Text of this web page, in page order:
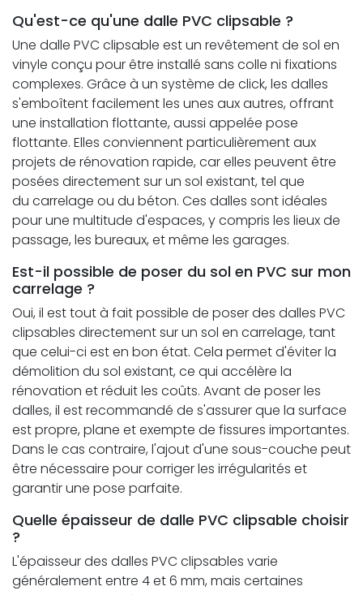
Qu'est-ce qu'une dalle PVC clipsable ?
Une dalle PVC clipsable est un revêtement de sol en
vinyle conçu pour être installé sans colle ni fixations
complexes. Grâce à un système de click, les dalles
s'emboîtent facilement les unes aux autres, offrant
une installation flottante, aussi appelée pose
flottante. Elles conviennent particulièrement aux
projets de rénovation rapide, car elles peuvent être
posées directement sur un sol existant, tel que
du carrelage ou du béton. Ces dalles sont idéales
pour une multitude d'espaces, y compris les lieux de
passage, les bureaux, et même les garages.
Est-il possible de poser du sol en PVC sur mon
carrelage ?
Oui, il est tout à fait possible de poser des dalles PVC
clipsables directement sur un sol en carrelage, tant
que celui-ci est en bon état. Cela permet d'éviter la
démolition du sol existant, ce qui accélère la
rénovation et réduit les coûts. Avant de poser les
dalles, il est recommandé de s'assurer que la surface
est propre, plane et exempte de fissures importantes.
Dans le cas contraire, l'ajout d'une sous-couche peut
être nécessaire pour corriger les irrégularités et
garantir une pose parfaite.
Quelle épaisseur de dalle PVC clipsable choisir
?
L'épaisseur des dalles PVC clipsables varie
généralement entre 4 et 6 mm, mais certaines